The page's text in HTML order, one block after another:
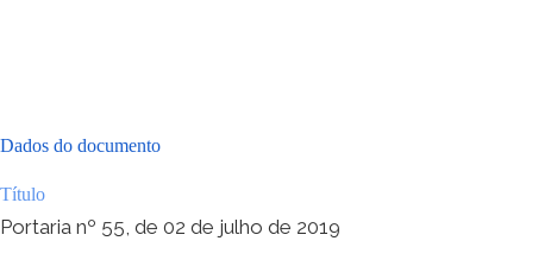
Dados do documento
Título
Portaria nº 55, de 02 de julho de 2019